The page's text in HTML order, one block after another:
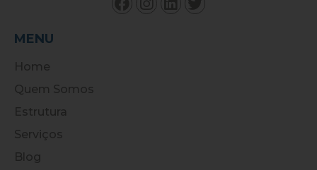
MENU
Home
Quem Somos
Estrutura
Serviços
Blog